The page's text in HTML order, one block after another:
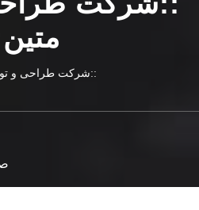
::شرکت طراحی و